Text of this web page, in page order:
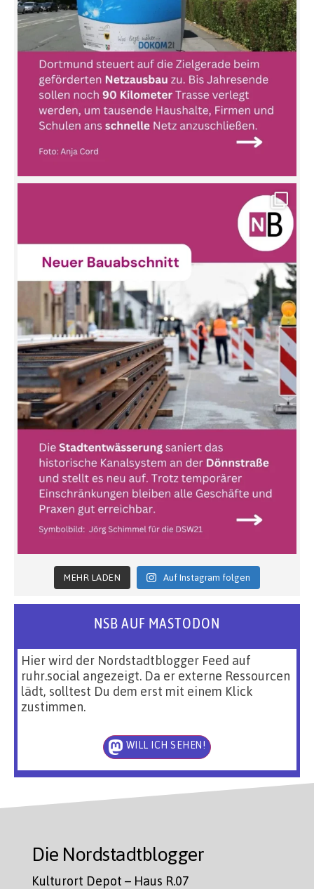
MEHR LADEN Auf Instagram folgen
NSB AUF MASTODON
Hier wird der Nordstadtblogger Feed auf
ruhr.social angezeigt. Da er externe Ressourcen
lädt, solltest Du dem erst mit einem Klick
zustimmen.
WILL ICH SEHEN!
Die Nordstadtblogger
Kulturort Depot – Haus R.07